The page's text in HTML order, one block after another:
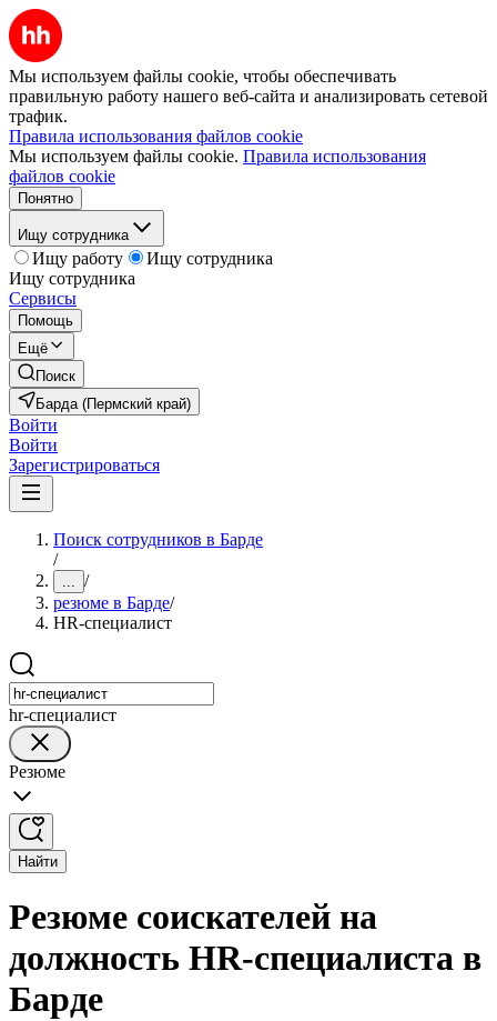
Мы используем файлы cookie, чтобы обеспечивать
правильную работу нашего веб-сайта и анализировать сетевой
трафик.
Правила использования файлов cookie
Мы используем файлы cookie. Правила использования
файлов cookie
Понятно
Ищу сотрудника
Ищу работу
Ищу сотрудника
Ищу сотрудника
Сервисы
Помощь
Ещё
Поиск
Барда (Пермский край)
Войти
Войти
Зарегистрироваться
Поиск сотрудников в Барде
/
... /
резюме в Барде/
HR-специалист
hr-специалист
Резюме
Найти
Резюме соискателей на
должность HR-специалиста в
Барде